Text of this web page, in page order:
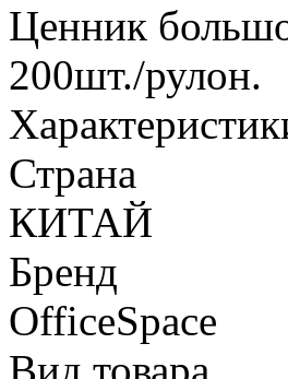
Ценник
200шт./рулон.
Страна
КИТАЙ
Бренд
OfficeSpace
Вид товара